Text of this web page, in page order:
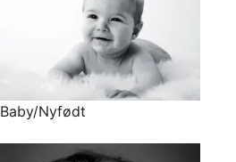
Baby/Nyfødt